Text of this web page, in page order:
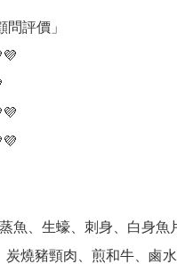
問評價」
魚、生蠔、刺身、白身魚
炭燒豬頸肉、煎和牛、鹵